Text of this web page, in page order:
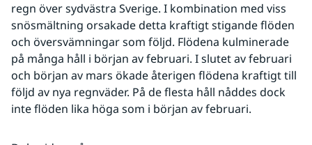
regn över sydvästra Sverige. I kombination med viss
snösmältning orsakade detta kraftigt stigande flöden
och översvämningar som följd. Flödena kulminerade
på många håll i början av februari. I slutet av februari
och början av mars ökade återigen flödena kraftigt till
följd av nya regnväder. På de flesta håll nåddes dock
inte flöden lika höga som i början av februari.